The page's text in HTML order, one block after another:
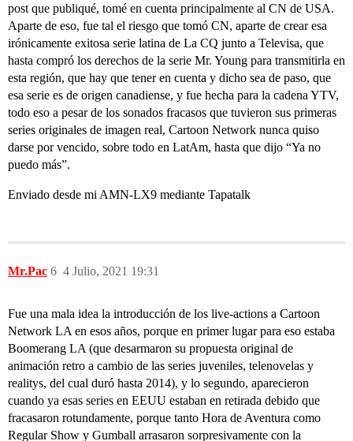
post que publiqué, tomé en cuenta principalmente al CN de USA.
Aparte de eso, fue tal el riesgo que tomó CN, aparte de crear esa
irónicamente exitosa serie latina de La CQ junto a Televisa, que
hasta compró los derechos de la serie Mr. Young para transmitirla en
esta región, que hay que tener en cuenta y dicho sea de paso, que
esa serie es de origen canadiense, y fue hecha para la cadena YTV,
todo eso a pesar de los sonados fracasos que tuvieron sus primeras
series originales de imagen real, Cartoon Network nunca quiso
darse por vencido, sobre todo en LatAm, hasta que dijo “Ya no
puedo más”.
Enviado desde mi AMN-LX9 mediante Tapatalk
Mr.Pac 4 Julio, 2021 19:31
6
Fue una mala idea la introducción de los live-actions a Cartoon
Network LA en esos años, porque en primer lugar para eso estaba
Boomerang LA (que desarmaron su propuesta original de
animación retro a cambio de las series juveniles, telenovelas y
realitys, del cual duró hasta 2014), y lo segundo, aparecieron
cuando ya esas series en EEUU estaban en retirada debido que
fracasaron rotundamente, porque tanto Hora de Aventura como
Regular Show y Gumball arrasaron sorpresivamente con la